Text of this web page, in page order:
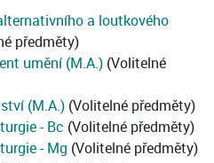
a loutkového
předměty)
umění (M.A.) (Volitelné
(M.A.) (Volitelné předměty)
- Bc (Volitelné předměty)
- Mg (Volitelné předměty)